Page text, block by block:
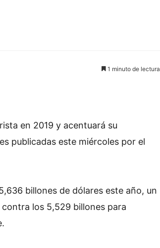
1 minuto de lectura
en 2019 y acentuará su
publicadas este miércoles por el
billones de dólares este año, un
los 5,529 billones para